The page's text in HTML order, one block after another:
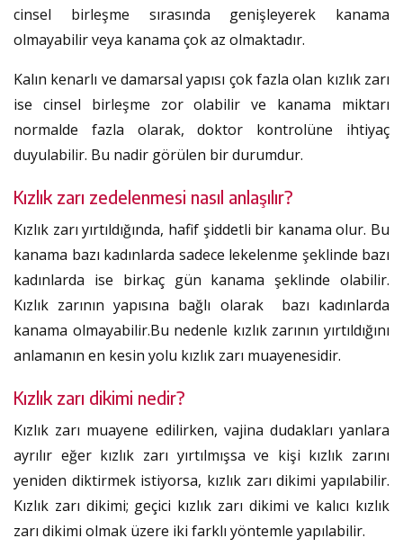
cinsel birleşme sırasında genişleyerek kanama
olmayabilir veya kanama çok az olmaktadır.
Kalın kenarlı ve damarsal yapısı çok fazla olan kızlık zarı
ise cinsel birleşme zor olabilir ve kanama miktarı
normalde fazla olarak, doktor kontrolüne ihtiyaç
duyulabilir. Bu nadir görülen bir durumdur.
Kızlık zarı zedelenmesi nasıl anlaşılır?
Kızlık zarı yırtıldığında, hafif şiddetli bir kanama olur. Bu
kanama bazı kadınlarda sadece lekelenme şeklinde bazı
kadınlarda ise birkaç gün kanama şeklinde olabilir.
Kızlık zarının yapısına bağlı olarak bazı kadınlarda
kanama olmayabilir.Bu nedenle kızlık zarının yırtıldığını
anlamanın en kesin yolu kızlık zarı muayenesidir.
Kızlık zarı dikimi nedir?
Kızlık zarı muayene edilirken, vajina dudakları yanlara
ayrılır eğer kızlık zarı yırtılmışsa ve kişi kızlık zarını
yeniden diktirmek istiyorsa, kızlık zarı dikimi yapılabilir.
Kızlık zarı dikimi; geçici kızlık zarı dikimi ve kalıcı kızlık
zarı dikimi olmak üzere iki farklı yöntemle yapılabilir.